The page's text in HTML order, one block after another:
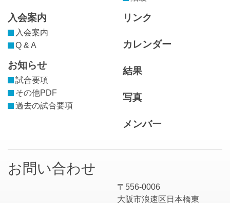
入会案内
入会案内
Q & A
お知らせ
試合要項
その他PDF
過去の試合要項
リンク
カレンダー
結果
写真
メンバー
お問い合わせ
〒556-0006
大阪市浪速区日本橋東